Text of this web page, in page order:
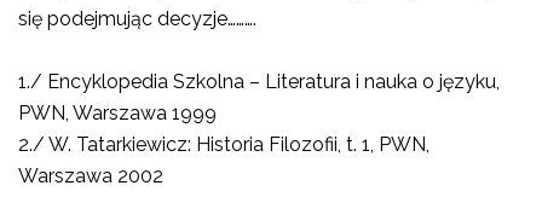
się podejmując decyzje……….
1./ Encyklopedia Szkolna – Literatura i nauka o języku,
PWN, Warszawa 1999
2./ W. Tatarkiewicz: Historia Filozofii, t. 1, PWN,
Warszawa 2002